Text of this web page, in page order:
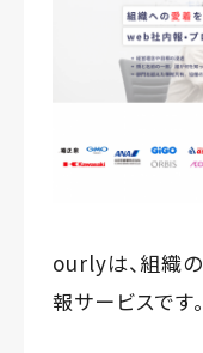
ourlyは、組織
報サービスです。